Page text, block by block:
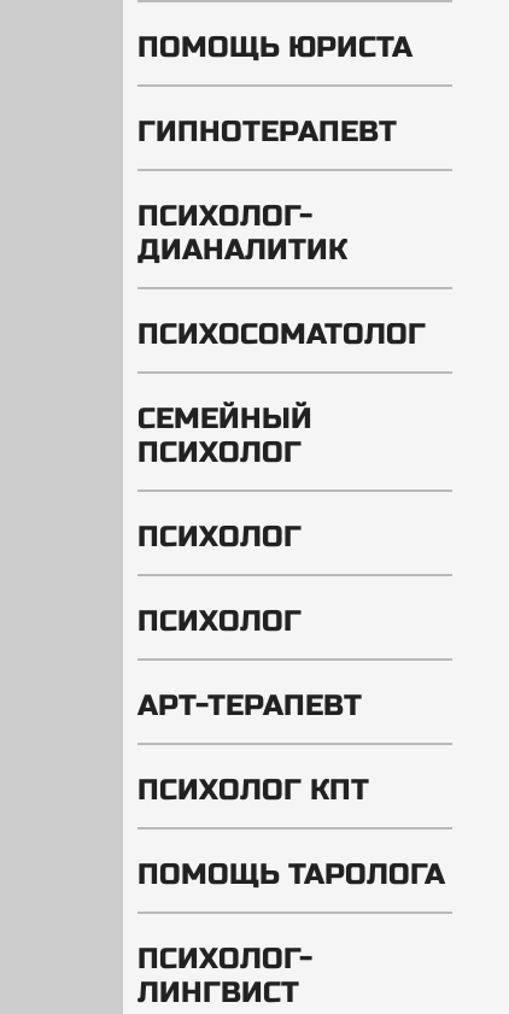
ПОМОЩЬ ЮРИСТА
ГИПНОТЕРАПЕВТ
ПСИХОЛОГ-
ДИАНАЛИТИК
ПСИХОСОМАТОЛОГ
СЕМЕЙНЫЙ
ПСИХОЛОГ
ПСИХОЛОГ
ПСИХОЛОГ
АРТ-ТЕРАПЕВТ
ПСИХОЛОГ КПТ
ПОМОЩЬ ТАРОЛОГА
ПСИХОЛОГ-
ЛИНГВИСТ